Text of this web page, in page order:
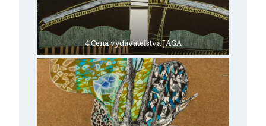
4 Cena vydavateľstva JAGA